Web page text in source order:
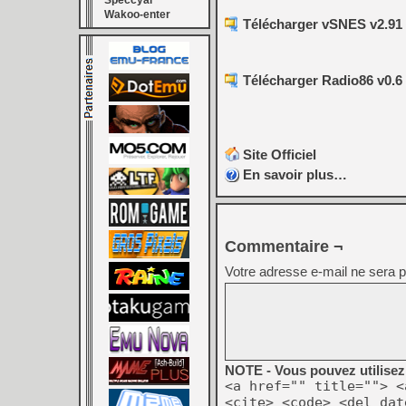
Wakoo-enter
Télécharger vSNES v2.91
Télécharger Radio86 v0.6
Site Officiel
En savoir plus…
Commentaire ¬
Votre adresse e-mail ne sera
NOTE - Vous pouvez
<a href="" title="">
<cite> <code> <del